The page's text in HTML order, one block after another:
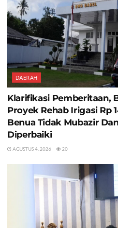
DAERAH
Klarifikasi Pemberitaan,
Proyek Rehab Irigasi Rp
Benua Tidak Mubazir
Diperbaiki
AGUSTUS 4, 2026 20